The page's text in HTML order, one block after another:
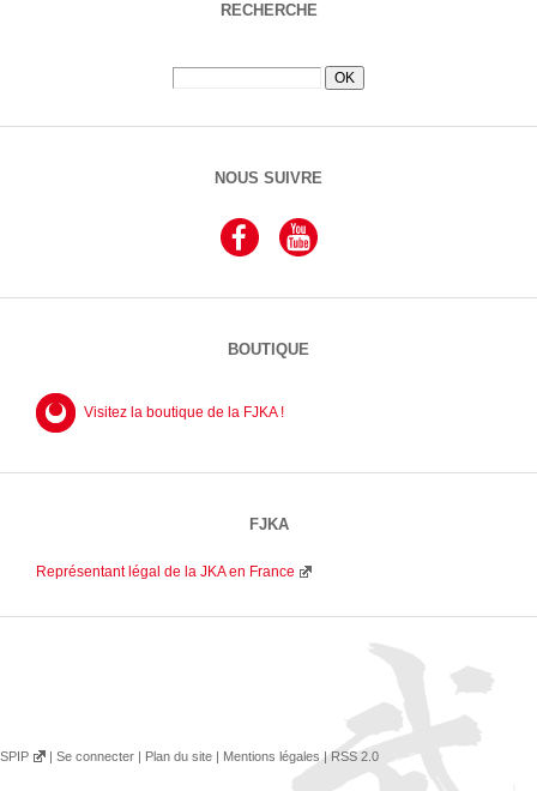
RECHERCHE
NOUS SUIVRE
BOUTIQUE
Visitez la boutique de la FJKA !
FJKA
Représentant légal de la JKA en France
SPIP Se connecter Plan du site Mentions légales|RSS 2.0